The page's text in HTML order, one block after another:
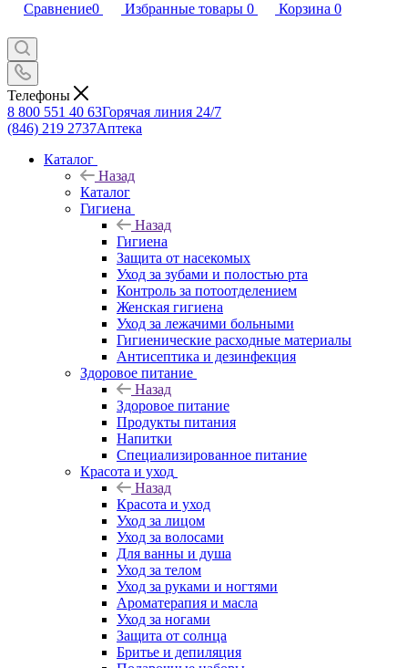
Сравнение0 Избранные товары 0 Корзина 0
Телефоны
8 800 551 40 63Горячая линия 24/7
(846) 219 2737Аптека
Каталог
Назад
Каталог
Гигиена
Назад
Гигиена
Защита от насекомых
Уход за зубами и полостью рта
Контроль за потоотделением
Женская гигиена
Уход за лежачими больными
Гигиенические расходные материалы
Антисептика и дезинфекция
Здоровое питание
Назад
Здоровое питание
Продукты питания
Напитки
Специализированное питание
Красота и уход
Назад
Красота и уход
Уход за лицом
Уход за волосами
Для ванны и душа
Уход за телом
Уход за руками и ногтями
Ароматерапия и масла
Уход за ногами
Защита от солнца
Бритье и депиляция